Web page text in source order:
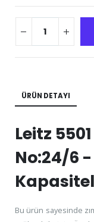
ÜRÜN DETAYI
Leitz
No:24/6
Bu ürün sayesinde